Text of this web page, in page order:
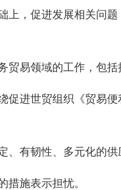
上，促进发展相关问
易领域的工作，包括
进世贸组织《贸易便
有韧性、多元化的供
施表示担忧。